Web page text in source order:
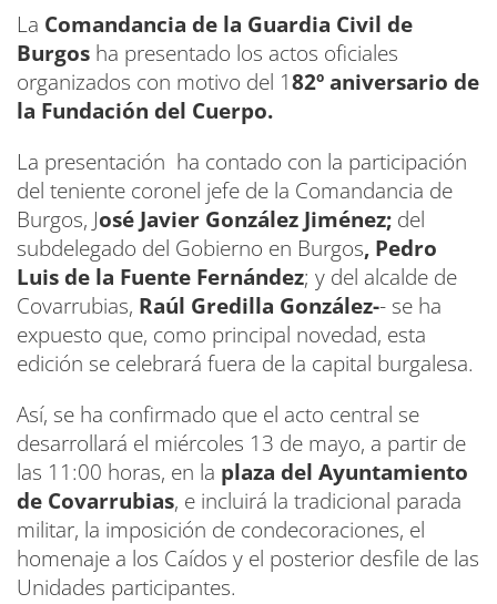
La Comandancia de la Guardia Civil de
Burgos ha presentado los actos oficiales
organizados con motivo del 182º aniversario de
la Fundación del Cuerpo.
La presentación ha contado con la participación
del teniente coronel jefe de la Comandancia de
Burgos, José Javier González Jiménez; del
subdelegado del Gobierno en Burgos, Pedro
Luis de la Fuente Fernández; y del alcalde de
Covarrubias, Raúl Gredilla González-- se ha
expuesto que, como principal novedad, esta
edición se celebrará fuera de la capital burgalesa.
Así, se ha confirmado que el acto central se
desarrollará el miércoles 13 de mayo, a partir de
las 11:00 horas, en la plaza del Ayuntamiento
de Covarrubias, e incluirá la tradicional parada
militar, la imposición de condecoraciones, el
homenaje a los Caídos y el posterior desfile de las
Unidades participantes.